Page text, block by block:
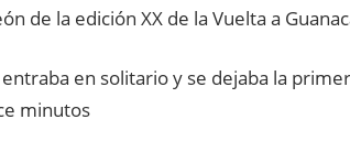
de la edición XX de la Vuelta a
en solitario y se dejaba la
minutos